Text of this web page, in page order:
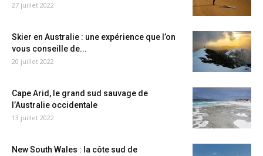
27 juillet 2022
Skier en Australie : une expérience que l’on
vous conseille de...
20 juillet 2022
Cape Arid, le grand sud sauvage de
l’Australie occidentale
13 juillet 2022
New South Wales : la côte sud de